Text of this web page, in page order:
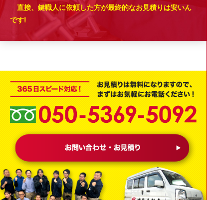
直接、鍵職人に依頼した方が最終的なお見積りは安いん
です!